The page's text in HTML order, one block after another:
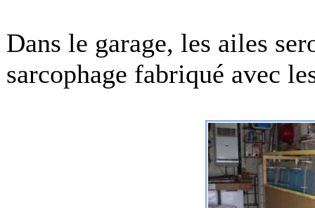
Dans le garage, les ailes
sarcophage fabriqué avec